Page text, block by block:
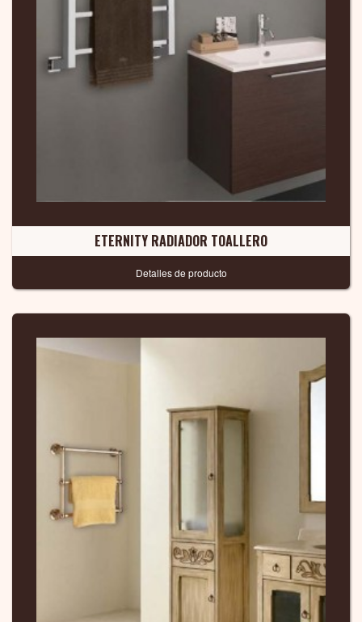
ETERNITY RADIADOR TOALLERO
Detalles de producto